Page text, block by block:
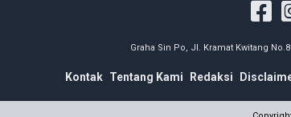
Graha Sin Po, Jl. Kramat Kwitang
Kontak Tentang Kami Redaksi